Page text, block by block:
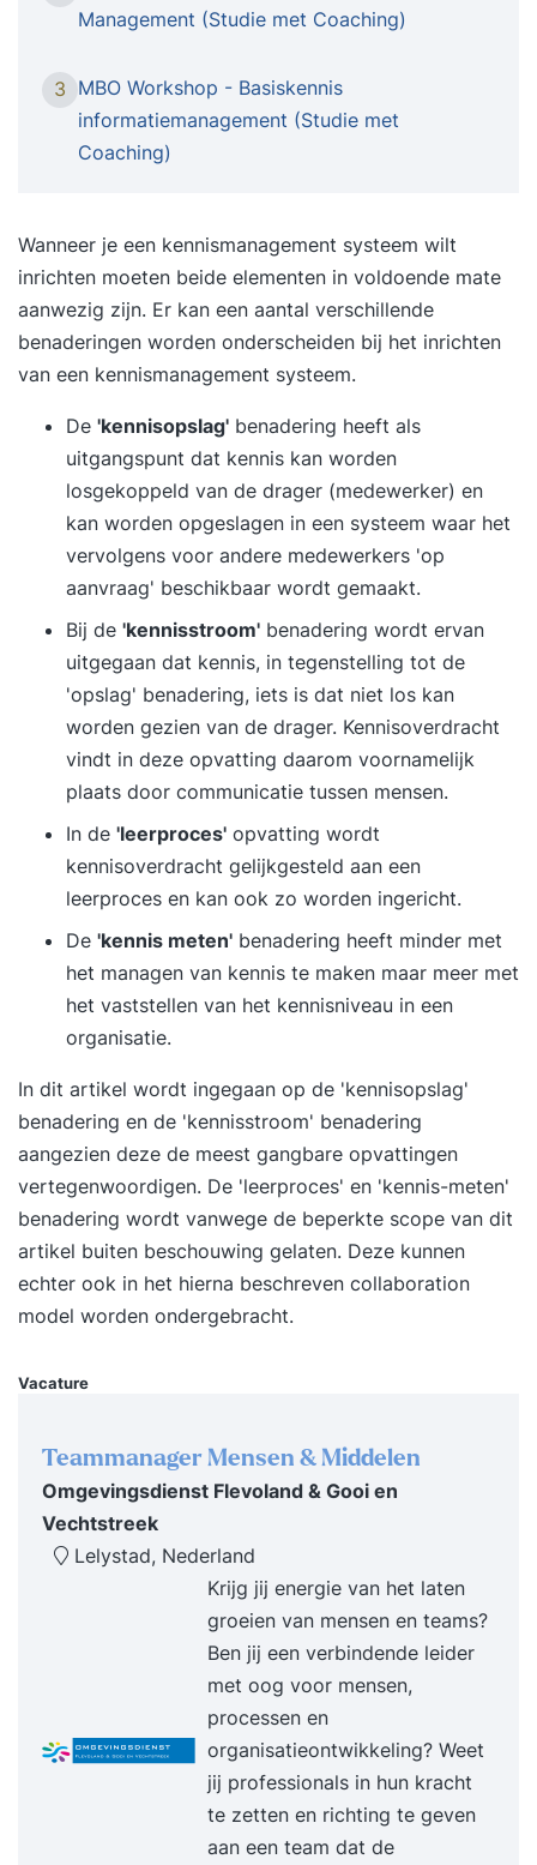
vaardigheden, waaronder het formuleren van
strategische ICT-doelstellingen, het opstellen van
datawarehousing. Tijdens de opleiding worden
diverse onderwerpen behandeld, zoals
systeemontwikkeling, kennismanagement, het
oriëntatie. Met praktijkgerichte opdrachten kun je
de verworven kennis direct toepassen in je eigen
werkomgeving. Na het afronden van deze
opleiding ben je uitgerust met de vaardigheden
om informatiemanagement op een efficiënte
manier te leiden. Schrijf je vandaag nog in en
versterk je vaardigheden in
informatiemanagement! Wil je groeien en leren
met individuele aandacht? Dan is Van Soest-
Koedam de opleider waar je naar op zoek bent.
We zetten jouw persoonlijke leertraject centraal
bij ons. Gedurende de opleiding word je van
begin tot eind uitstekend begeleid. Van Soest-
Koedam staat bekend als de toonaangevende
opleider met individuele coaching voor mensen
die continu willen blijven ontwikkelen. Je stelt
samen met ons persoonlijke leerdoelen op, werkt
met praktijkcases en voert praktijkgerichte
praktijkvoorbeelden in te brengen, wordt de
opleiding direct toepasbaar op jouw
werkomgeving. We bieden deze opleiding aan op
14 verschillende locaties in Nederland. Bij al onze
opleidingen ontvang je persoonlijke coaching van
onze docenten. Voor wie? Deze opleiding is
bedoeld voor informatiemanagers en -
wensen in het vakgebied informatiemanagement.
Vooropleiding Deze opleiding op hbo-niveau is
door iedereen te volgen, want wij stellen geen
specifieke eisen gesteld aan jouw vooropleiding.
Als je hier vragen over hebt, dan kun je contact
opnemen met onze afdeling advies &
vraagt ongeveer 3 tot 5 uur studievoorbereiding
behandeld. Leerdoelen heb je inzicht in
bestuurlijke informatie weet je hoe je
informatiebeleid kunt opstellen heb je inzicht in
informatieplanning kun je interne audits uitvoeren
heb je inzicht in de informatie uit
bedrijfsprocessen ben je in staat om
georganiseerd te verbeteren kun je een
informatiesysteem opzetten ben je in staat om
effectief gegevens te verzamelen Programma
Tijdens deze hbo-opleiding komen de volgende
modules aan bod: Inhoud van Module 1 Module -
HBO Bestuurlijke Informatievoorziening
Organisatie, informatie en bestuurlijke
Management (Studie met Coaching)
3 MBO Workshop - Basiskennis
informatiemanagement (Studie met
Coaching)
Wanneer je een kennismanagement systeem wilt
inrichten moeten beide elementen in voldoende mate
aanwezig zijn. Er kan een aantal verschillende
benaderingen worden onderscheiden bij het inrichten
van een kennismanagement systeem.
De 'kennisopslag' benadering heeft als
uitgangspunt dat kennis kan worden
losgekoppeld van de drager (medewerker) en
kan worden opgeslagen in een systeem waar het
vervolgens voor andere medewerkers 'op
aanvraag' beschikbaar wordt gemaakt.
Bij de 'kennisstroom' benadering wordt ervan
uitgegaan dat kennis, in tegenstelling tot de
'opslag' benadering, iets is dat niet los kan
worden gezien van de drager. Kennisoverdracht
vindt in deze opvatting daarom voornamelijk
plaats door communicatie tussen mensen.
In de 'leerproces' opvatting wordt
kennisoverdracht gelijkgesteld aan een
leerproces en kan ook zo worden ingericht.
De 'kennis meten' benadering heeft minder met
het managen van kennis te maken maar meer met
het vaststellen van het kennisniveau in een
organisatie.
In dit artikel wordt ingegaan op de 'kennisopslag'
benadering en de 'kennisstroom' benadering
aangezien deze de meest gangbare opvattingen
vertegenwoordigen. De 'leerproces' en 'kennis-meten'
benadering wordt vanwege de beperkte scope van dit
artikel buiten beschouwing gelaten. Deze kunnen
echter ook in het hierna beschreven collaboration
model worden ondergebracht.
Vacature
Teammanager Mensen & Middelen
Omgevingsdienst Flevoland & Gooi en
Vechtstreek
Lelystad, Nederland
Krijg jij energie van het laten
groeien van mensen en teams?
Ben jij een verbindende leider
met oog voor mensen,
processen en
organisatieontwikkeling? Weet
jij professionals in hun kracht
te zetten en richting te geven
aan een team dat de